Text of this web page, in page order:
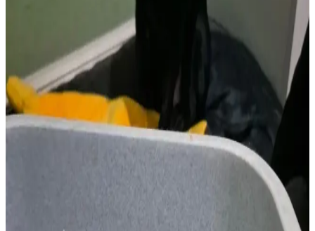
Verletzungen. Die Besitzerin reagierte zum Glück sehr schnell und
kontaktierte uns sofort. Ihre schnelle Reaktion war entscheidend.
Beim Hausbesuch konnten wir rasch eingreifen und Schlimmeres
verhindern. Unser Team war schnell vor Ort und konnte die
notwendigen Maßnahmen direkt einleiten. Die Fellnase wurde
rechtzeitig versorgt und gerettet. Durch das schnelle Handeln konnte
das Leben des Hundes gerettet werden.
Ein weiteres Beispiel dafür, wie wichtig schnelles Handeln und
aufmerksame Tierhalter sind. Solche Notfälle zeigen immer wieder,
wie entscheidend die schnelle Reaktion der Besitzer ist.
Aufmerksame Tierhalter, die sofort handeln, können in kritischen
Genau für solche Notfälle sind wir da – schnell, direkt beim Tier zu